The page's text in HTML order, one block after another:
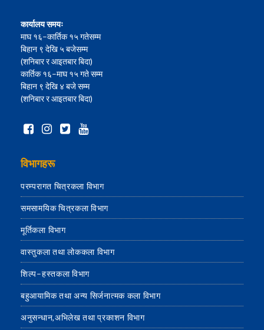
कार्यालय समयः
माघ १६–कार्तिक १५ गतेसम्म
बिहान ९ देखि ५ बजेसम्म
(शनिबार र आइतबार बिदा)
कार्तिक १६–माघ १५ गते सम्म
बिहान ९ देखि ४ बजे सम्म
(शनिबार र आइतबार बिदा)
विभागहरू
परम्परागत चित्रकला विभाग
समसामयिक चित्रकला विभाग
मूर्तिकला विभाग
वास्तुकला तथा लोककला विभाग
शिल्प–हस्तकला विभाग
बहुआयामिक तथा अन्य सिर्जनात्मक कला विभाग
अनुसन्धान,अभिलेख तथा प्रकाशन विभाग